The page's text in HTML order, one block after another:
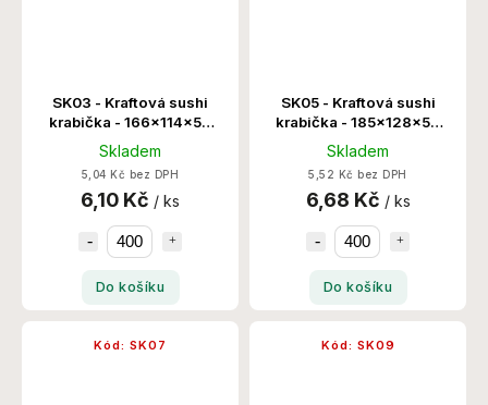
SK03 - Kraftová sushi
krabička - 166x114x50
400 Set/Krt
Skladem
5,04 Kč bez DPH
6,10 Kč / ks
Do košíku
SK05 - Kraftová sushi
krabička - 185x128x50
400 Set/Krt
Skladem
5,52 Kč bez DPH
6,68 Kč / ks
Do košíku
Kód: SK07 Kód: SK09